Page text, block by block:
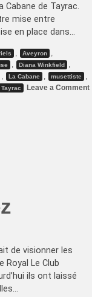
Cabane de Tayrac.
mise entre
en place dans…
Aveyron
Diana Winkfield
La Cabane musettiste
Tayrac Leave a Comment
de visionner les
Le Club
ils ont laissé